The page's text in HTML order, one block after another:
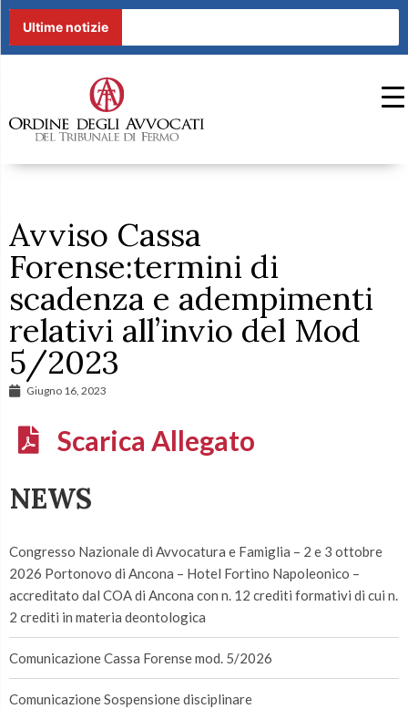
Ultime notizie
Avviso Cassa
Forense:termini di
scadenza e adempimenti
relativi all’invio del Mod
5/2023
Giugno 16, 2023
Scarica Allegato
NEWS
Congresso Nazionale di Avvocatura e Famiglia – 2 e 3 ottobre
2026 Portonovo di Ancona – Hotel Fortino Napoleonico –
accreditato dal COA di Ancona con n. 12 crediti formativi di cui n.
2 crediti in materia deontologica
Comunicazione Cassa Forense mod. 5/2026
Comunicazione Sospensione disciplinare